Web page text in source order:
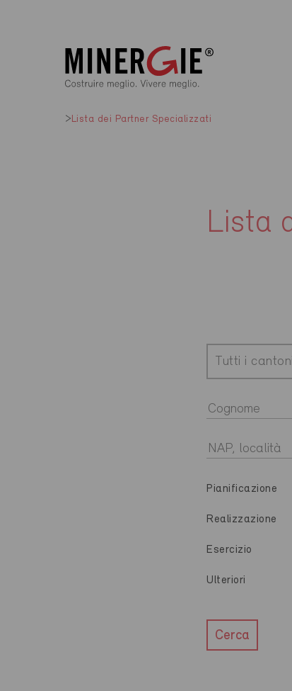
Lista dei Partner Specializzati
Lista
Tutti i cantoni
Pianificazione
Realizzazione
Esercizio
Ulteriori
Cerca